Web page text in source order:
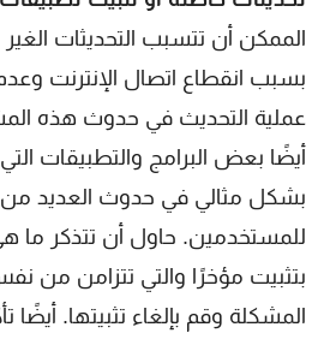
الممكن أن تتسبب التحديثات
بسبب انقطاع اتصال الإنترنت وعدم
عملية التحديث في حدوث هذه
أيضًا بعض البرامج والتطبيقات
بشكل مثالي في حدوث العديد
للمستخدمين. حاول أن تتذكر ما
بتثبيت مؤخرًا والتي تتزامن
المشكلة وقم بإلغاء تثبيتها.